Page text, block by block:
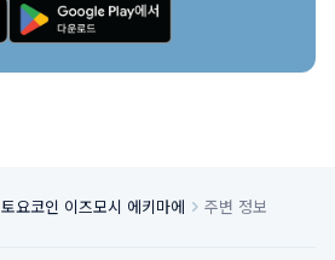
토요코인 이즈모시 에키마에 주변 정보